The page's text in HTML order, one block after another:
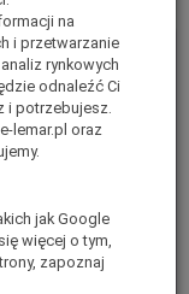
na
i przetwarzanie
rynkowych
odnaleźć Ci
i potrzebujesz.
lemar.pl oraz
jak Google
więcej o tym,
zapoznaj